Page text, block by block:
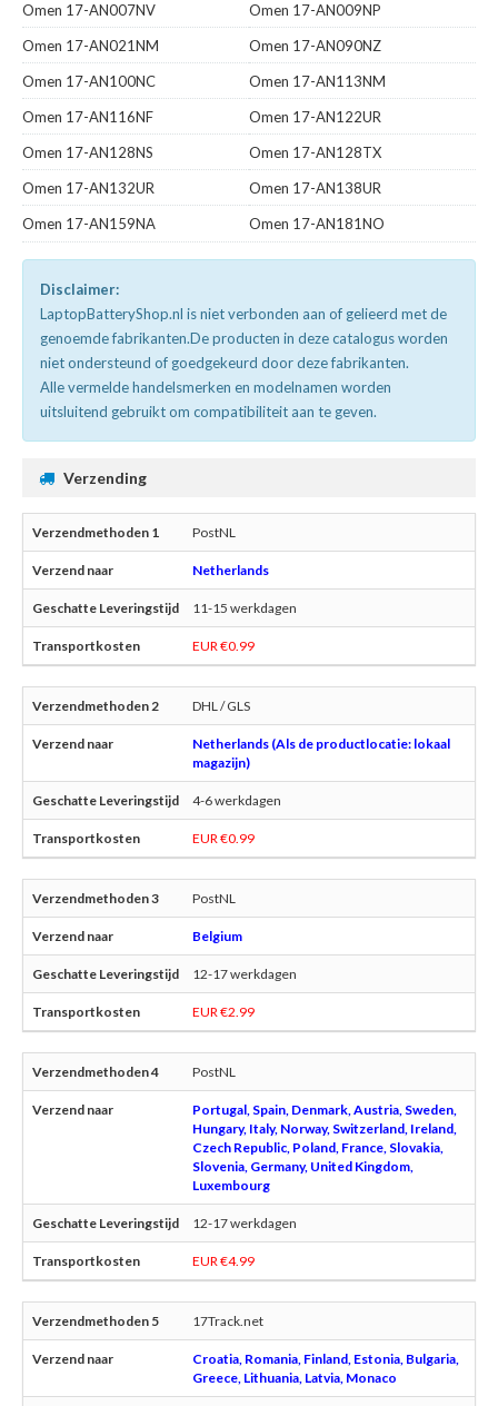
Omen 17-AN007NV
Omen 17-AN009NP
Omen 17-AN021NM
Omen 17-AN090NZ
Omen 17-AN100NC
Omen 17-AN113NM
Omen 17-AN116NF
Omen 17-AN122UR
Omen 17-AN128NS
Omen 17-AN128TX
Omen 17-AN132UR
Omen 17-AN138UR
Omen 17-AN159NA
Omen 17-AN181NO
Disclaimer:
LaptopBatteryShop.nl is niet verbonden aan of gelieerd met de
genoemde fabrikanten.De producten in deze catalogus worden
niet ondersteund of goedgekeurd door deze fabrikanten.
Alle vermelde handelsmerken en modelnamen worden
uitsluitend gebruikt om compatibiliteit aan te geven.
Verzending
PostNL
Netherlands
11-15 werkdagen
EUR €0.99
DHL / GLS
Netherlands (Als de productlocatie: lokaal
magazijn)
4-6 werkdagen
EUR €0.99
PostNL
Belgium
12-17 werkdagen
EUR €2.99
PostNL
Portugal, Spain, Denmark, Austria, Sweden,
Hungary, Italy, Norway, Switzerland, Ireland,
Czech Republic, Poland, France, Slovakia,
Slovenia, Germany, United Kingdom,
Luxembourg
12-17 werkdagen
EUR €4.99
17Track.net
Croatia, Romania, Finland, Estonia, Bulgaria,
Greece, Lithuania, Latvia, Monaco